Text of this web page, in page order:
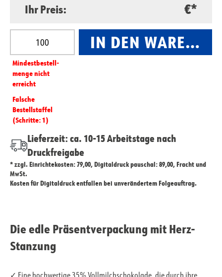
Ihr Preis: €*
Produkt Anzahl: Gib den gewünschten Wert ein
Mindest­­bestell­­
menge nicht
erreicht
Falsche
Bestellstaffel
(Schritte: 1)
IN DEN
Lieferzeit: ca. 10-15 Arbeitstage nach
Druckfreigabe
* zzgl. Einrichtekosten: 79,00, Digitaldruck pauschal: 89,00, Fracht und
MwSt.
Kosten für Digitaldruck entfallen bei unverändertem Folgeauftrag.
Die edle Präsentverpackung mit Herz-
Stanzung